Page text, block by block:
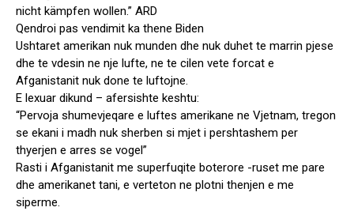
nicht kämpfen wollen.” ARD
Qendroi pas vendimit ka thene Biden
Ushtaret amerikan nuk munden dhe nuk duhet te marrin pjese
dhe te vdesin ne nje lufte, ne te cilen vete forcat e
Afganistanit nuk done te luftojne.
E lexuar dikund – afersishte keshtu:
“Pervoja shumevjeqare e luftes amerikane ne Vjetnam, tregon
se ҫekani i madh nuk sherben si mjet i pershtashem per
thyerjen e arres se vogel”
Rasti i Afganistanit me superfuqite boterore -ruset me pare
dhe amerikanet tani, e verteton ne plotni thenjen e me
siperme.